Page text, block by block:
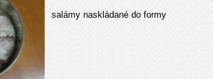
salámy naskládané do formy